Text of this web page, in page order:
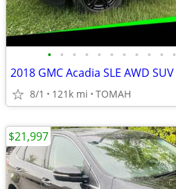
• • • • • • • • • • •
2018 GMC Acadia SLE AWD SUV
8/1 121k mi TOMAH
$21,997